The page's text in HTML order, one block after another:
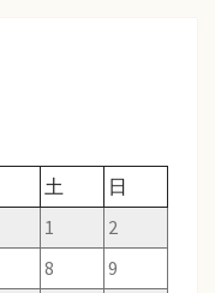
土
日
1
2
8 9